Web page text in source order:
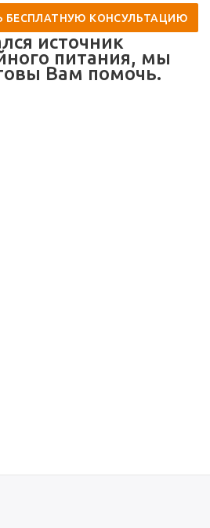
БЕСПЛАТНУЮ КОНСУЛЬТАЦИЮ
источник
питания, мы
Вам помочь.